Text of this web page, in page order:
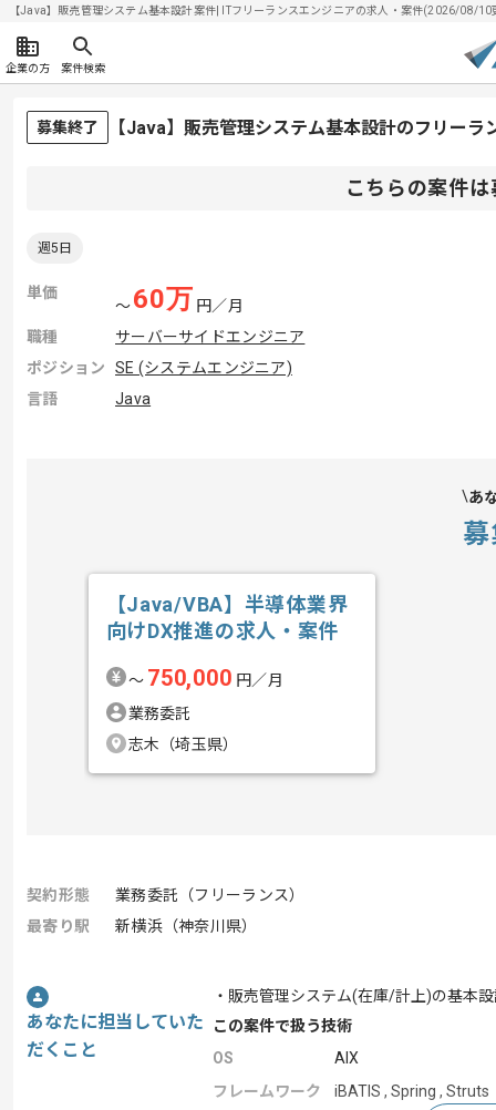
【Java】販売管理システム基本設計案件| ITフリーランスエンジニアの求人・案件(2026/08/10
企業の方 案件検索
募集終了 【Java】販売管理システム基本設計のフリーラ
こちらの案件
週5日
単価
〜60万 円／月
職種
サーバーサイドエンジニア
ポジション
SE (システムエンジニア)
言語
Java
あ
【Java/VBA】半導体業界
向けDX推進の求人・案件
〜 750,000 円／月
業務委託
志木（埼玉県）
契約形態
業務委託（フリーランス）
最寄り駅
新横浜（神奈川県）
あなたに担当していた
だくこと
・販売管理システム(在庫/計上)の基本
この案件で扱う技術
OS
AIX
フレームワーク
iBATIS , Spring , Struts